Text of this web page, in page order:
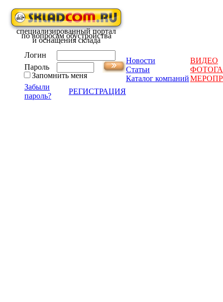
специализированный портал
по вопросам обустройства
и оснащения склада
Логин
Пароль
Запомнить меня
Забыли
пароль?
РЕГИСТРАЦИЯ
Новости
ВИДЕО
Статьи
Каталог компаний